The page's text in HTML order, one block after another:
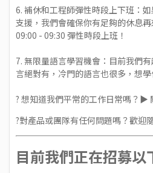
6. 補休和工程師彈性時段上下班：
支援，我們會確保你有足夠的休息
09:00 - 09:30 彈性時段上班！
7. 無限量語言學習機會：目前我們
言絕對有，冷門的語言也很多，想學
? 想知道我們平常的工作日常嗎？▶️
?對產品或團隊有任何問題嗎？歡迎
目前我們正在招募以